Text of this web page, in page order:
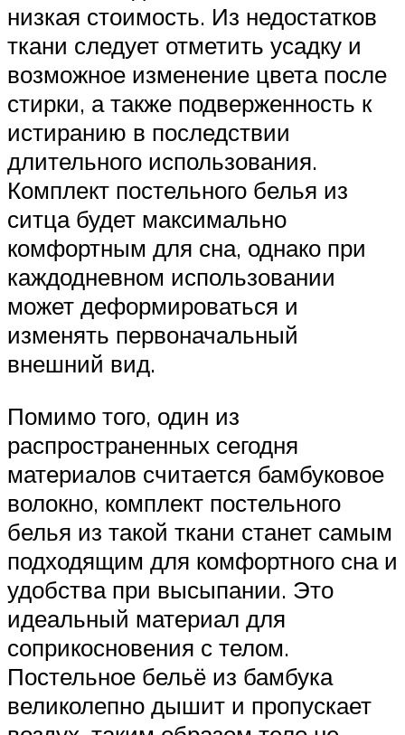
низкая стоимость. Из недостатков
ткани следует отметить усадку и
возможное изменение цвета после
стирки, а также подверженность к
истиранию в последствии
длительного использования.
Комплект постельного белья из
ситца будет максимально
комфортным для сна, однако при
каждодневном использовании
может деформироваться и
изменять первоначальный
внешний вид.
Помимо того, один из
распространенных сегодня
материалов считается бамбуковое
волокно, комплект постельного
белья из такой ткани станет самым
подходящим для комфортного сна и
удобства при высыпании. Это
идеальный материал для
соприкосновения с телом.
Постельное бельё из бамбука
великолепно дышит и пропускает